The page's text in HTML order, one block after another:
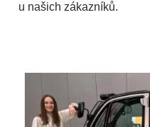
u našich zákazníků.